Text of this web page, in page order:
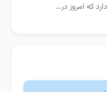
که امروز در...